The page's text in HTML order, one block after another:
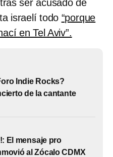
ser acusado de
israelí todo “porque
en Tel Aviv”.
Indie Rocks?
de la cantante
El mensaje pro
al Zócalo CDMX